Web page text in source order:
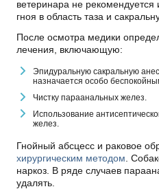
ветеринара не рекомендуется
гноя в область таза и
После осмотра медики
лечения, включающую:
Эпидуральную сакральную
назначается особо
Чистку параанальных желез.
Использование
желез.
Гнойный абсцесс и раковое
хирургическим методом .
наркоз. В ряде случаев
удалять.